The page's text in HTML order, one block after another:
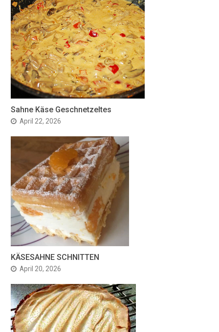
Sahne Käse Geschnetzeltes
April 22, 2026
KÄSESAHNE SCHNITTEN
April 20, 2026